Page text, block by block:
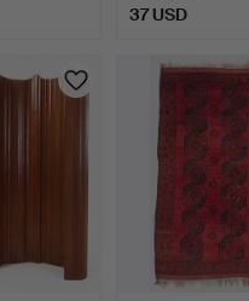
37 USD